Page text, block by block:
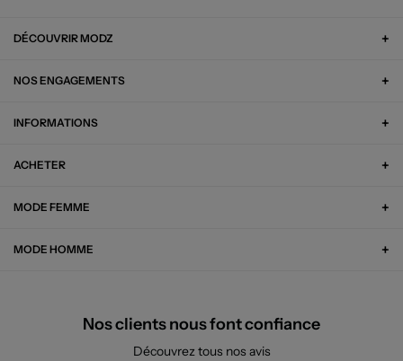
DÉCOUVRIR MODZ
NOS ENGAGEMENTS
INFORMATIONS
ACHETER
MODE FEMME
MODE HOMME
Nos clients nous font confiance
Découvrez tous nos avis